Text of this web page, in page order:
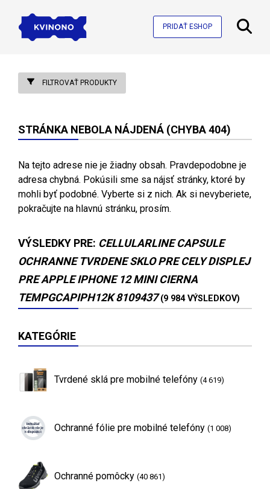
PRIDAŤ ESHOP
FILTROVAŤ PRODUKTY
STRÁNKA NEBOLA NÁJDENÁ (CHYBA 404)
Na tejto adrese nie je žiadny obsah. Pravdepodobne je
adresa chybná. Pokúsili sme sa nájsť stránky, ktoré by
mohli byť podobné. Vyberte si z nich. Ak si nevyberiete,
pokračujte na hlavnú stránku, prosím.
VÝSLEDKY PRE: CELLULARLINE CAPSULE
OCHRANNE TVRDENE SKLO PRE CELY DISPLEJ
PRE APPLE IPHONE 12 MINI CIERNA
TEMPGCAPIPH12K 8109437 (9 984 VÝSLEDKOV)
KATEGÓRIE
Tvrdené sklá pre mobilné telefóny (4 619)
Ochranné fólie pre mobilné telefóny (1 008)
Ochranné pomôcky (40 861)